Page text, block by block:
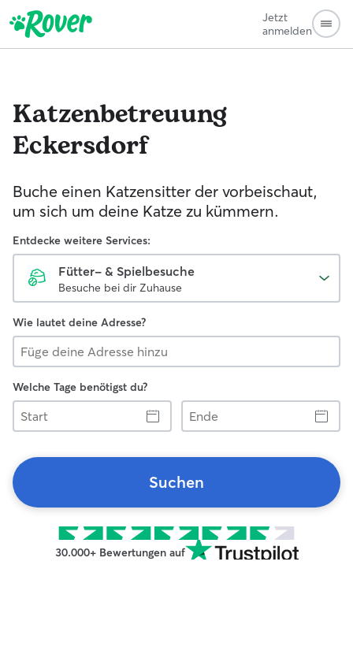
Jetzt
anmelden
Katzenbetreuung
Eckersdorf
Buche einen Katzensitter der vorbeischaut,
um sich um deine Katze zu kümmern.
Entdecke weitere Services:
Fütter- & Spielbesuche
Besuche bei dir Zuhause
Wie lautet deine Adresse?
Welche Tage benötigst du?
Start
Ende
Suchen
30.000+ Bewertungen auf